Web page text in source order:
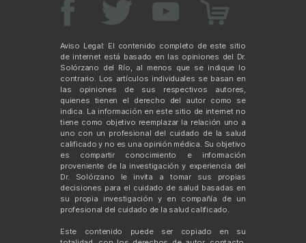
Aviso Legal: El contenido completo de este sitio
de internet está basado en las opiniones del Dr.
Solórzano del Río, al menos que se indique lo
contrario. Los artículos individuales se basan en
las opiniones de sus respectivos autores,
quienes tienen el derecho del autor como se
indica. La información en este sitio de internet no
tiene como objetivo reemplazar la relación uno a
uno con un profesional del cuidado de la salud
calificado y no es una opinión médica. Su objetivo
es compartir conocimiento e información
proveniente de la investigación y experiencia del
Dr. Solórzano le invita a tomar sus propias
decisiones para el cuidado de salud basadas en
su propia investigación y en compañía de un
profesional del cuidado de la salud calificado.
Este contenido puede ser copiado en su